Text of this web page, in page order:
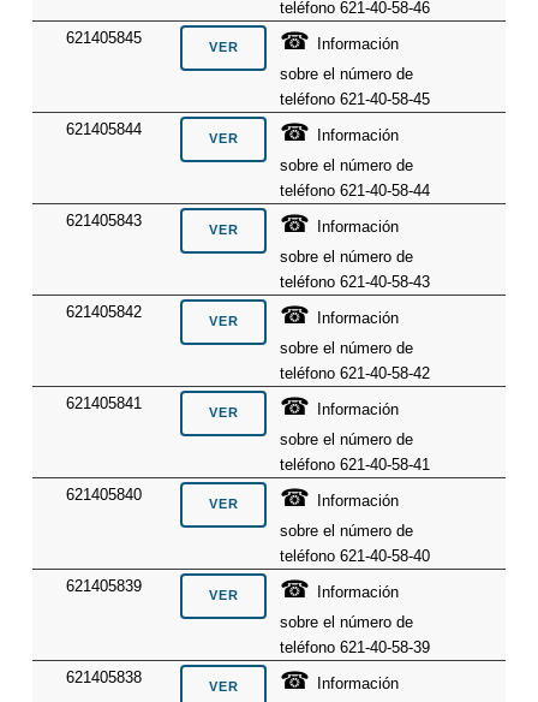
teléfono 621-40-58-46
621405845
☎
Información
sobre el número de
teléfono 621-40-58-45
621405844
☎
Información
sobre el número de
teléfono 621-40-58-44
621405843
☎
Información
sobre el número de
teléfono 621-40-58-43
621405842
☎
Información
sobre el número de
teléfono 621-40-58-42
621405841
☎
Información
sobre el número de
teléfono 621-40-58-41
621405840
☎
Información
sobre el número de
teléfono 621-40-58-40
621405839
☎
Información
sobre el número de
teléfono 621-40-58-39
621405838
☎
Información